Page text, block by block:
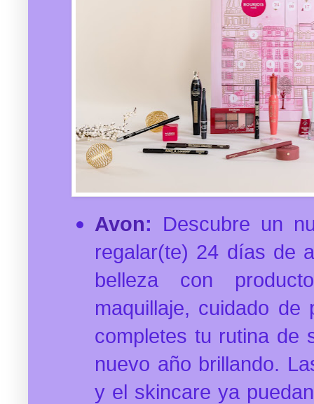
Avon: Descubre un
regalar(te) 24 días de
belleza con
maquillaje, cuidado
completes tu rutina de
nuevo año brillando.
y el skincare ya